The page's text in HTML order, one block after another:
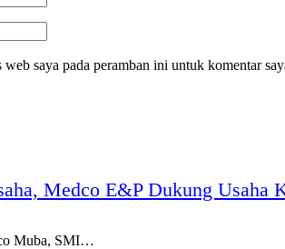
web saya pada peramban ini untuk komentar
Medco E&P Dukung Usaha
Muba, SMI…